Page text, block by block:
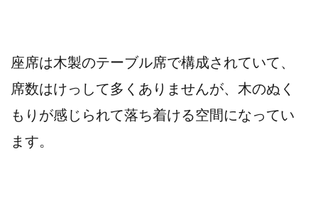
座席は木製のテーブル席で構成されていて、
席数はけっして多くありませんが、木のぬく
もりが感じられて落ち着ける空間になってい
ます。